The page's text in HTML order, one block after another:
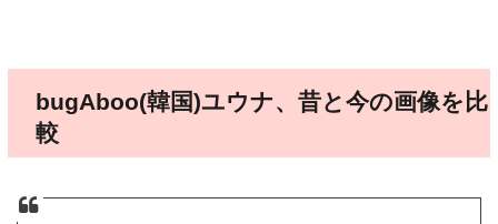
bugAboo(韓国)ユウナ、昔と今の画像を比
較